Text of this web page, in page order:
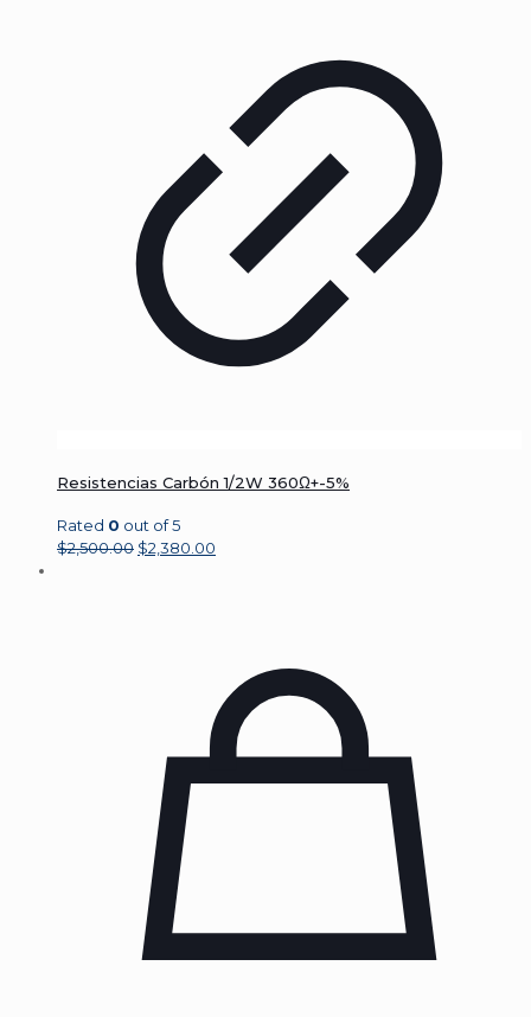
Resistencias Carbón 1/2W 360Ω+-5%
Rated 0 out of 5
$2,500.00 $2,380.00